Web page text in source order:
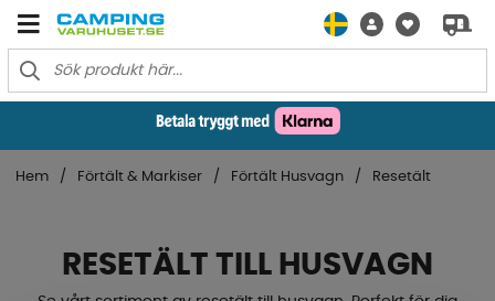
Hem Förtält & Markiser Förtält Husvagn Resetält
RESETÄLT TILL HUSVAGN